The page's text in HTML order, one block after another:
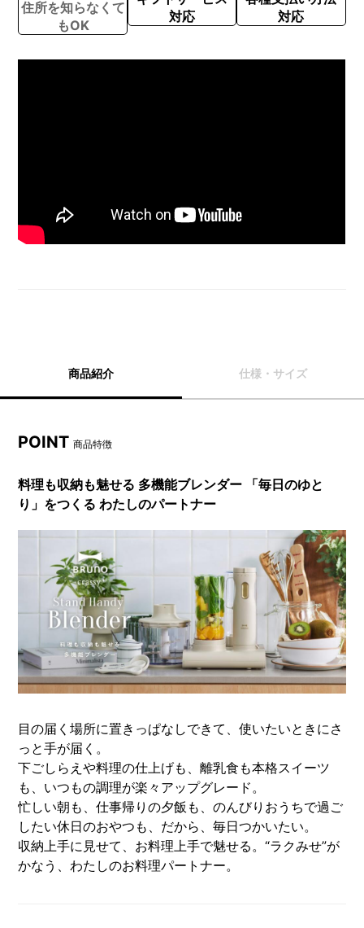
住所を知らなくて
もOK
対応
対応
商品紹介 仕様・サイズ
POINT商品特徴
料理も収納も魅せる 多機能ブレンダー 「毎日のゆと
り」をつくる わたしのパートナー
目の届く場所に置きっぱなしできて、使いたいときにさ
っと手が届く。
下ごしらえや料理の仕上げも、離乳食も本格スイーツ
も、いつもの調理が楽々アップグレード。
忙しい朝も、仕事帰りの夕飯も、のんびりおうちで過ご
したい休日のおやつも、だから、毎日つかいたい。
収納上手に見せて、お料理上手で魅せる。“ラクみせ”が
かなう、わたしのお料理パートナー。